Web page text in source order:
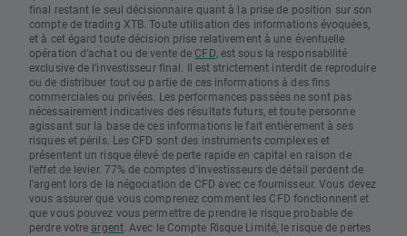
final restant le seul décisionnaire quant à la prise de position sur son
compte de trading XTB. Toute utilisation des informations évoquées,
et à cet égard toute décision prise relativement à une éventuelle
opération d’achat ou de vente de CFD , est sous la responsabilité
exclusive de l’investisseur final. Il est strictement interdit de reproduire
ou de distribuer tout ou partie de ces informations à des fins
commerciales ou privées. Les performances passées ne sont pas
nécessairement indicatives des résultats futurs, et toute personne
agissant sur la base de ces informations le fait entièrement à ses
risques et périls. Les CFD sont des instruments complexes et
présentent un risque élevé de perte rapide en capital en raison de
l'effet de levier. 77% de comptes d'investisseurs de détail perdent de
l'argent lors de la négociation de CFD avec ce fournisseur. Vous devez
vous assurer que vous comprenez comment les CFD fonctionnent et
que vous pouvez vous permettre de prendre le risque probable de
perdre votre argent. Avec le Compte Risque Limité, le risque de pertes